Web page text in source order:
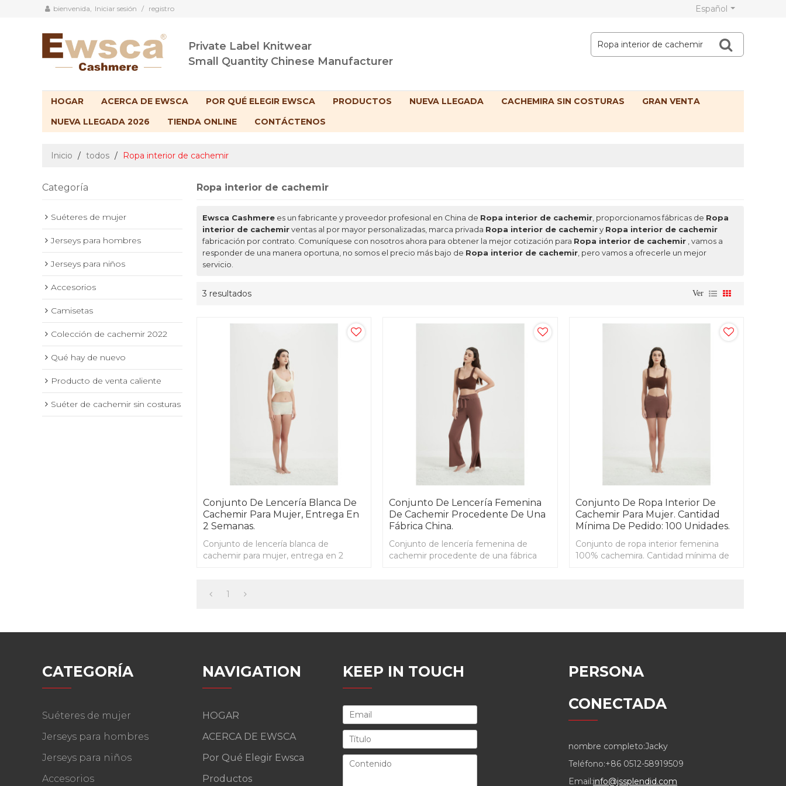
bienvenida, Iniciar sesión / registro Español
Private Label Knitwear
Small Quantity Chinese Manufacturer
HOGAR ACERCA DE EWSCA POR QUÉ ELEGIR EWSCA PRODUCTOS NUEVA LLEGADA CACHEMIRA SIN COSTURAS
GRAN VENTA
NUEVA LLEGADA 2026
TIENDA ONLINE CONTÁCTENOS
Inicio / todos / Ropa interior de cachemir
Categoría
Suéteres de mujer
Jerseys para hombres
Jerseys para niños
Accesorios
Camisetas
Colección de cachemir 2022
Qué hay de nuevo
Producto de venta caliente
Suéter de cachemir sin costuras
Ropa interior de cachemir
Ewsca Cashmere es un fabricante y proveedor profesional en China de Ropa interior de cachemir , proporcionamos fábricas de Ropa
interior de cachemirventas al por mayor personalizadas, marca privada Ropa interior de cachemiry Ropa interior de cachemir
fabricación por contrato. Comuníquese con nosotros ahora para obtener la mejor cotización para Ropa interior de cachemir , vamos a
responder de una manera oportuna, no somos el precio más bajo de Ropa interior de cachemir , pero vamos a ofrecerle un mejor
servicio.
3 resultados Ver
Conjunto De Lencería Blanca De
Cachemir Para Mujer, Entrega En
2 Semanas.
Conjunto de lencería blanca de
cachemir para mujer, entrega en 2
Conjunto De Lencería Femenina
De Cachemir Procedente De Una
Fábrica China.
Conjunto de lencería femenina de
cachemir procedente de una fábrica
Conjunto De Ropa Interior De
Cachemir Para Mujer. Cantidad
Mínima De Pedido: 100 Unidades.
Conjunto de ropa interior femenina
100% cachemira. Cantidad mínima de
1
CATEGORÍA
Suéteres de mujer
Jerseys para hombres
Jerseys para niños
Accesorios
NAVIGATION
HOGAR
ACERCA DE EWSCA
Por Qué Elegir Ewsca
Productos
KEEP IN TOUCH
PERSONA
CONECTADA
nombre completo:Jacky
Teléfono:+86 0512-58919509
Email:info@jssplendid.com